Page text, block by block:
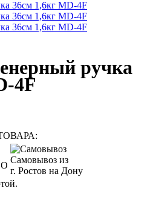
ручка
4F
Самовывоз из
г. Ростов на Дону